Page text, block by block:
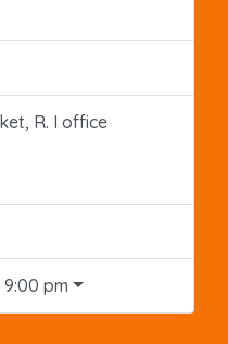
R. I office
pm